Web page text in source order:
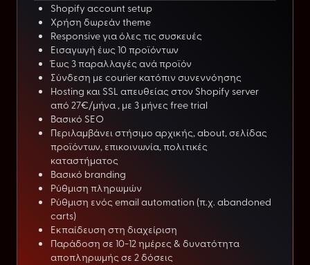
Shopify account setup
Χρήση δωρεάν theme
Responsive για όλες τις συσκευές
Εισαγωγή έως 10 προϊόντων
Έως 3 παραλλαγές ανά προϊόν
Σύνδεση με courier κατόπιν συνεννόησης
Hosting και SSL απευθείας στον Shopify server
από 27€/μήνα , με 3 μήνες free trial
Βασικό SEO
Περιλαμβάνει στήσιμο αρχικής, about, σελίδας
προϊόντων, επικοινωνία, πολιτικές
καταστήματος
Βασικό branding
Ρύθμιση πληρωμών
Ρύθμιση ενός email automation (π.χ. abandoned
carts)
Εκπαίδευση στη διαχείριση
Παράδοση σε 10-12 ημέρες & δυνατότητα
αποπληρωμής σε 2 δόσεις